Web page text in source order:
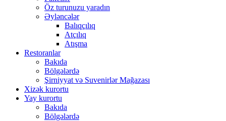
Öz turunuzu yaradın
Əyləncələr
Balıqçılıq
Atçılıq
Atışma
Restoranlar
Bakıda
Bölgələrdə
Şirniyyat və Suvenirlər Mağazası
Xizək kurortu
Yay kurortu
Bakıda
Bölgələrdə